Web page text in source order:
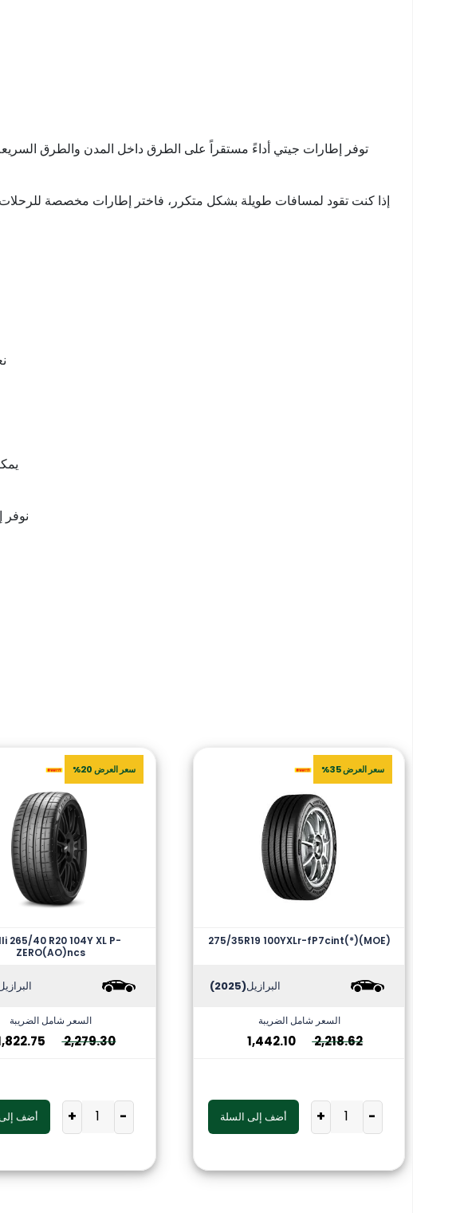
توفر إطارات جيتي أداءً مستقراً على الطرق داخل المدن والطرق
إذا كنت تقود لمسافات طويلة بشكل متكرر، فاختر إطارات مخصصة للرحلات
سعر العرض 35%
275/35R19 100YXLr-fP7cint(*)(MOE)
البرازيل(2025)
السعر شامل الضريبة
2,218.62
1,442.10
-
+ أضف إلى السلة
سعر العرض 20%
265/40 R20 104Y XL P-
ZERO(AO)ncs
السعر شامل الضريبة
2,279.30
-
+ أضف